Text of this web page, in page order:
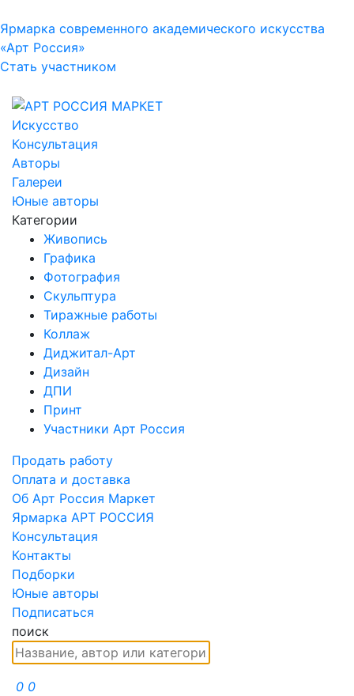
Ярмарка современного академического искусства
«Арт Россия»
Стать участником
Искусство
Консультация
Авторы
Галереи
Юные авторы
Категории
Живопись
Графика
Фотография
Скульптура
Тиражные работы
Коллаж
Диджитал-Арт
Дизайн
ДПИ
Принт
Участники Арт Россия
Продать работу
Оплата и доставка
Об Арт Россия Маркет
Ярмарка АРТ РОССИЯ
Консультация
Контакты
Подборки
Юные авторы
Подписаться
поиск
0 0